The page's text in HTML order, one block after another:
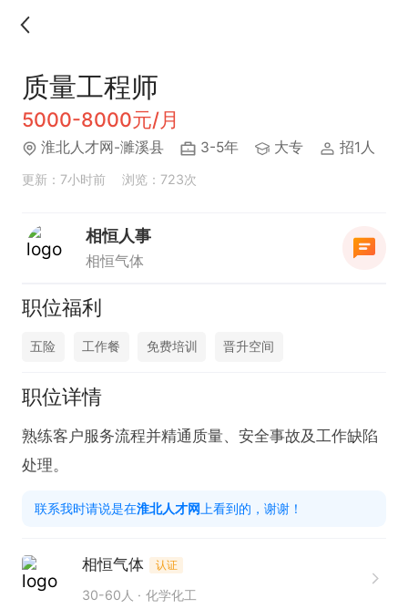
质量工程师
5000-8000元/月
淮北人才网-濉溪县 3-5年 大专 招1人
更新：7小时前 浏览：723次
相恒人事
相恒气体
职位福利
五险 工作餐 免费培训 晋升空间
职位详情
熟练客户服务流程并精通质量、安全事故及工作缺陷
处理。
联系我时请说是在淮北人才网 上看到的，谢谢！
相恒气体 认证
30-60人 化学化工